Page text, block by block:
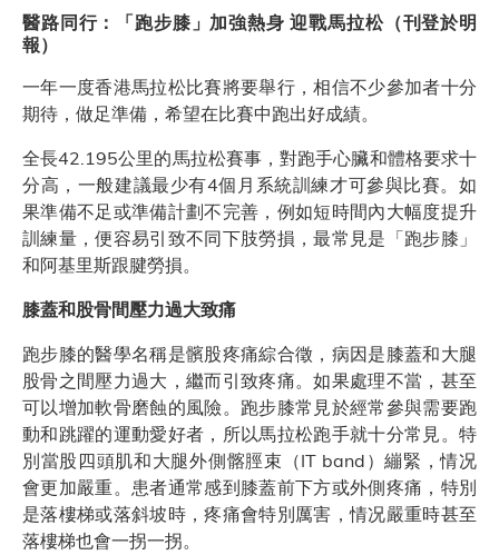
醫路同行：「跑步膝」加強熱身 迎戰馬拉松（刊登於明
報）
一年一度香港馬拉松比賽將要舉行，相信不少參加者十分
期待，做足準備，希望在比賽中跑出好成績。
全長42.195公里的馬拉松賽事，對跑手心臟和體格要求十
分高，一般建議最少有4個月系統訓練才可參與比賽。如
果準備不足或準備計劃不完善，例如短時間內大幅度提升
訓練量，便容易引致不同下肢勞損，最常見是「跑步膝」
和阿基里斯跟腱勞損。
膝蓋和股骨間壓力過大致痛
跑步膝的醫學名稱是髕股疼痛綜合徵，病因是膝蓋和大腿
股骨之間壓力過大，繼而引致疼痛。如果處理不當，甚至
可以增加軟骨磨蝕的風險。跑步膝常見於經常參與需要跑
動和跳躍的運動愛好者，所以馬拉松跑手就十分常見。特
別當股四頭肌和大腿外側髂脛束（IT band）繃緊，情况
會更加嚴重。患者通常感到膝蓋前下方或外側疼痛，特別
是落樓梯或落斜坡時，疼痛會特別厲害，情况嚴重時甚至
落樓梯也會一拐一拐。